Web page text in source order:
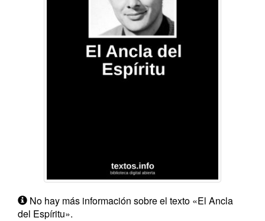
No hay más información sobre el texto «El Ancla
del Espíritu».